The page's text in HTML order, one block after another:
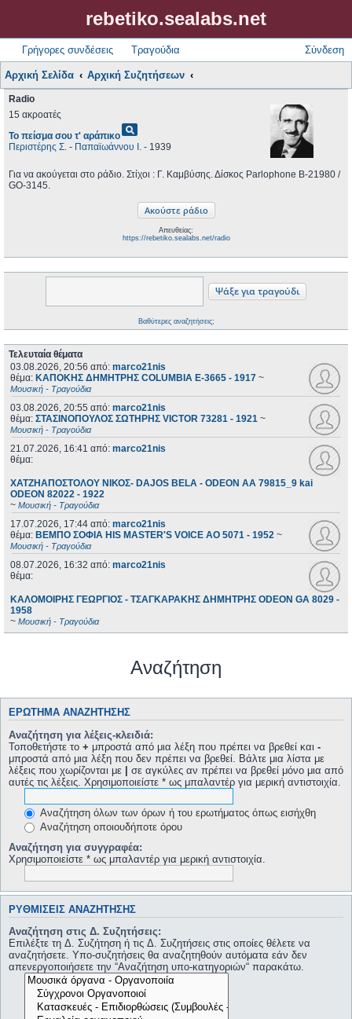
rebetiko.sealabs.net
Γρήγορες συνδέσεις Τραγούδια Σύνδεση
Αρχική Σελίδα Αρχική Συζητήσεων
Radio
15 ακροατές
Το πείσμα σου τ' αράπικοpageview
Περιστέρης Σ. - Παπαϊωάννου Ι. - 1939
Για να ακούγεται στο ράδιο. Στίχοι : Γ. Καμβύσης. Δίσκος Parlophone B-21980 /
GO-3145.
Απευθείας:
https://rebetiko.sealabs.net/radio
Βαθύτερες αναζητήσεις;
Τελευταία θέματα
03.08.2026, 20:56 από: marco21nis
θέμα: ΚΑΠΟΚΗΣ ΔΗΜΗΤΡΗΣ COLUMBIA E-3665 - 1917 ~
Μουσική - Τραγούδια
03.08.2026, 20:55 από: marco21nis
θέμα: ΣΤΑΣΙΝΟΠΟΥΛΟΣ ΣΩΤΗΡΗΣ VICTOR 73281 - 1921 ~
Μουσική - Τραγούδια
21.07.2026, 16:41 από: marco21nis
θέμα:
ΧΑΤΖΗΑΠΟΣΤΟΛΟΥ ΝΙΚΟΣ- DAJOS BELA - ODEON AA 79815_9 kai
ODEON 82022 - 1922
~ Μουσική - Τραγούδια
17.07.2026, 17:44 από: marco21nis
θέμα: ΒΕΜΠΟ ΣΟΦΙΑ HIS MASTER'S VOICE AO 5071 - 1952 ~
Μουσική - Τραγούδια
08.07.2026, 16:32 από: marco21nis
θέμα:
ΚΑΛΟΜΟΙΡΗΣ ΓΕΩΡΓΙΟΣ - ΤΣΑΓΚΑΡΑΚΗΣ ΔΗΜΗΤΡΗΣ ODEON GA 8029 -
1958
~ Μουσική - Τραγούδια
Αναζήτηση
ΕΡΏΤΗΜΑ ΑΝΑΖΉΤΗΣΗΣ
Αναζήτηση για λέξεις-κλειδιά:
Τοποθετήστε το + μπροστά από μια λέξη που πρέπει να βρεθεί και -
μπροστά από μια λέξη που δεν πρέπει να βρεθεί. Βάλτε μια λίστα με
λέξεις που χωρίζονται με | σε αγκύλες αν πρέπει να βρεθεί μόνο μια από
αυτές τις λέξεις. Χρησιμοποιείστε * ως μπαλαντέρ για μερική αντιστοιχία.
Αναζήτηση όλων των όρων ή του ερωτήματος όπως εισήχθη
Αναζήτηση οποιουδήποτε όρου
Αναζήτηση για συγγραφέα:
Χρησιμοποιείστε * ως μπαλαντέρ για μερική αντιστοιχία.
ΡΥΘΜΊΣΕΙΣ ΑΝΑΖΉΤΗΣΗΣ
Αναζήτηση στις Δ. Συζητήσεις:
Επιλέξτε τη Δ. Συζήτηση ή τις Δ. Συζητήσεις στις οποίες θέλετε να
αναζητήσετε. Υπο-συζητήσεις θα αναζητηθούν αυτόματα εάν δεν
απενεργοποιήσετε την “Αναζήτηση υπο-κατηγοριών“ παρακάτω.